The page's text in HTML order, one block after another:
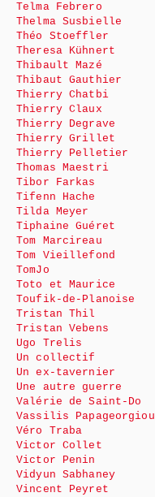
Telma Febrero
Thelma Susbielle
Théo Stoeffler
Theresa Kühnert
Thibault Mazé
Thibaut Gauthier
Thierry Chatbi
Thierry Claux
Thierry Degrave
Thierry Grillet
Thierry Pelletier
Thomas Maestri
Tibor Farkas
Tifenn Hache
Tilda Meyer
Tiphaine Guéret
Tom Marcireau
Tom Vieillefond
TomJo
Toto et Maurice
Toufik-de-Planoise
Tristan Thil
Tristan Vebens
Ugo Trelis
Un collectif
Un ex-tavernier
Une autre guerre
Valérie de Saint-Do
Vassilis Papageorgiou
Véro Traba
Victor Collet
Victor Penin
Vidyun Sabhaney
Vincent Peyret